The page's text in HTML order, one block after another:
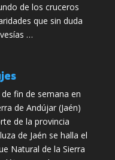
de los cruceros
que sin duda
…
de fin de semana en
de Andújar (Jaén)
de la provincia
de Jaén se halla el
Natural de la Sierra